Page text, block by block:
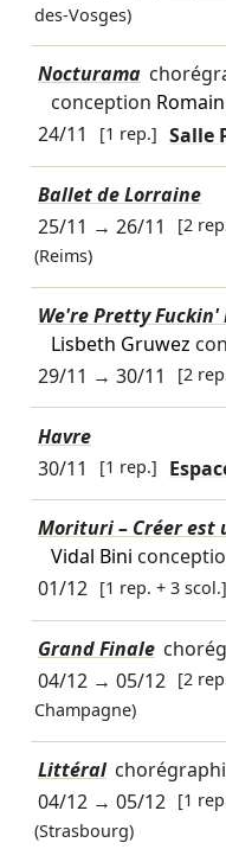
des-Vosges)
Nocturama
conception
24/11
[1 rep.] Salle
Ballet de Lorraine
25/11 → 26/11 [2
(Reims)
We're Pretty Fuckin'
Lisbeth Gruwez
29/11 → 30/11 [2
Havre
30/11
[1 rep.]
Morituri – Créer est
Vidal Bini
01/12 [1 rep. + 3 scol.]
Grand Finale
04/12→ 05/12 [2
Champagne)
Littéral
04/12→ 05/12 [1
(Strasbourg)